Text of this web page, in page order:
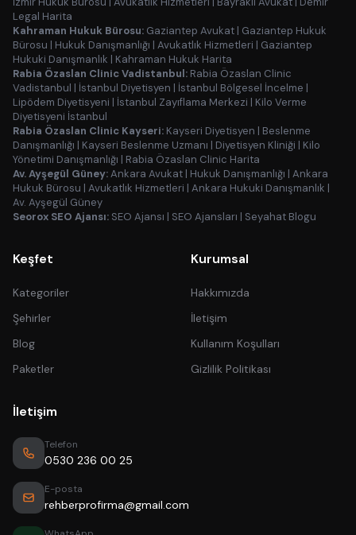
Legal Harita
Kahraman Hukuk Bürosu: Gaziantep Avukat | Gaziantep Hukuk
Bürosu | Hukuk Danışmanlığı | Avukatlık Hizmetleri | Gaziantep
Hukuki Danışmanlık | Kahraman Hukuk Harita
Rabia Özaslan Clinic Vadistanbul: Rabia Özaslan Clinic
Vadistanbul | İstanbul Diyetisyen | İstanbul Bölgesel İncelme |
Lipödem Diyetisyeni | İstanbul Zayıflama Merkezi | Kilo Verme
Diyetisyeni İstanbul
Rabia Özaslan Clinic Kayseri: Kayseri Diyetisyen | Beslenme
Danışmanlığı | Kayseri Beslenme Uzmanı | Diyetisyen Kliniği | Kilo
Yönetimi Danışmanlığı | Rabia Özaslan Clinic Harita
Av. Ayşegül Güney:Ankara Avukat | Hukuk Danışmanlığı | Ankara
Hukuk Bürosu | Avukatlık Hizmetleri | Ankara Hukuki Danışmanlık |
Av. Ayşegül Güney
Seorox SEO Ajansı: SEO Ajansı | SEO Ajansları | Seyahat Blogu
Keşfet
Kategoriler
Şehirler
Blog
Paketler
Kurumsal
Hakkımızda
İletişim
Kullanım Koşulları
Gizlilik Politikası
İletişim
Telefon
0530 236 00 25
E-posta
rehberprofirma@gmail.com